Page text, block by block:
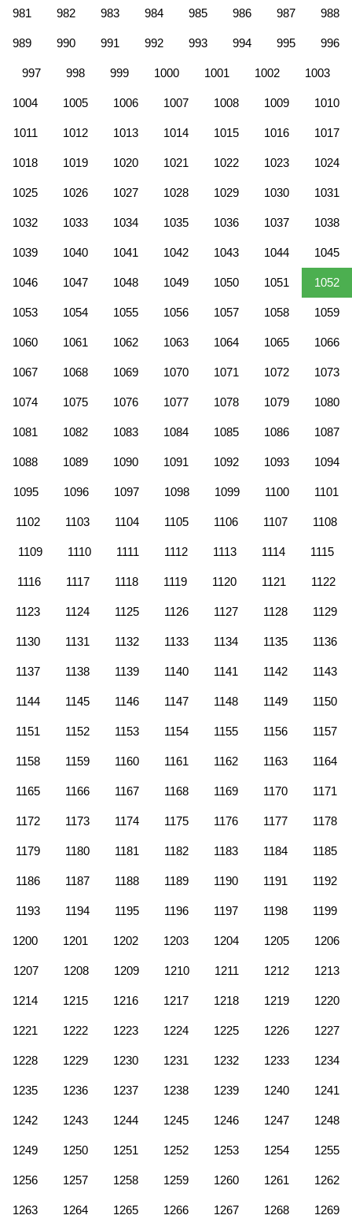
981 982 983 984 985 986 987 988
989 990 991 992 993 994 995 996
997 998 999 1000 1001 1002 1003
1004 1005 1006 1007 1008 1009 1010
1011 1012 1013 1014 1015 1016 1017
1018 1019 1020 1021 1022 1023 1024
1025 1026 1027 1028 1029 1030 1031
1032 1033 1034 1035 1036 1037 1038
1039 1040 1041 1042 1043 1044 1045
1046 1047 1048 1049 1050 1051 1052
1053 1054 1055 1056 1057 1058 1059
1060 1061 1062 1063 1064 1065 1066
1067 1068 1069 1070 1071 1072 1073
1074 1075 1076 1077 1078 1079 1080
1081 1082 1083 1084 1085 1086 1087
1088 1089 1090 1091 1092 1093 1094
1095 1096 1097 1098 1099 1100 1101
1102 1103 1104 1105 1106 1107 1108
1109 1110 1111 1112 1113 1114 1115
1116 1117 1118 1119 1120 1121 1122
1123 1124 1125 1126 1127 1128 1129
1130 1131 1132 1133 1134 1135 1136
1137 1138 1139 1140 1141 1142 1143
1144 1145 1146 1147 1148 1149 1150
1151 1152 1153 1154 1155 1156 1157
1158 1159 1160 1161 1162 1163 1164
1165 1166 1167 1168 1169 1170 1171
1172 1173 1174 1175 1176 1177 1178
1179 1180 1181 1182 1183 1184 1185
1186 1187 1188 1189 1190 1191 1192
1193 1194 1195 1196 1197 1198 1199
1200 1201 1202 1203 1204 1205 1206
1207 1208 1209 1210 1211 1212 1213
1214 1215 1216 1217 1218 1219 1220
1221 1222 1223 1224 1225 1226 1227
1228 1229 1230 1231 1232 1233 1234
1235 1236 1237 1238 1239 1240 1241
1242 1243 1244 1245 1246 1247 1248
1249 1250 1251 1252 1253 1254 1255
1256 1257 1258 1259 1260 1261 1262
1263 1264 1265 1266 1267 1268 1269